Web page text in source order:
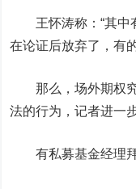
王怀涛称：“其中
在论证后放弃了，有
那么，场外期权究
法的行为，记者进一
有私募基金经理拜